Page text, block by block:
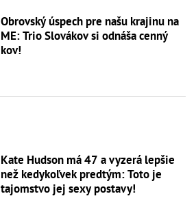
Obrovský úspech pre našu krajinu na
ME: Trio Slovákov si odnáša cenný
kov!
Kate Hudson má 47 a vyzerá lepšie
než kedykoľvek predtým: Toto je
tajomstvo jej sexy postavy!